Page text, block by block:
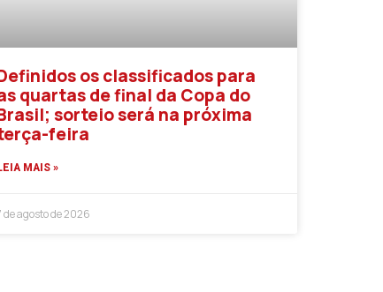
os classificados para
quartas de final da Copa do
sorteio será na próxima
feira
MAIS »
de agosto de 2026